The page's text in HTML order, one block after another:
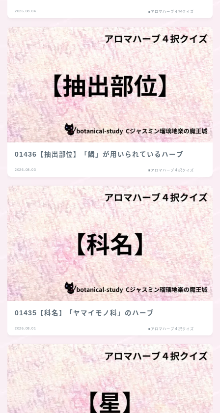
2026.08.04 ■アロマハーブ４択クイズ
01436【抽出部位】「鱗」が用いられているハーブ
2026.08.03 ■アロマハーブ４択クイズ
01435【科名】「ヤマイモノ科」のハーブ
2026.08.01 ■アロマハーブ４択クイズ